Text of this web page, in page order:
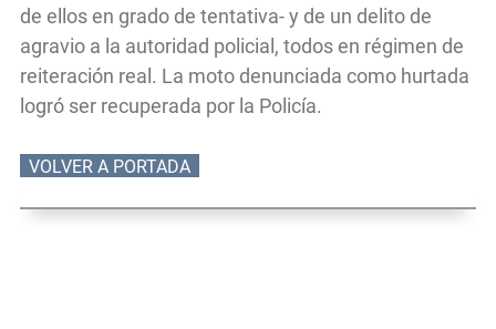
de ellos en grado de tentativa- y de un delito de
agravio a la autoridad policial, todos en régimen de
reiteración real. La moto denunciada como hurtada
logró ser recuperada por la Policía.
VOLVER A PORTADA